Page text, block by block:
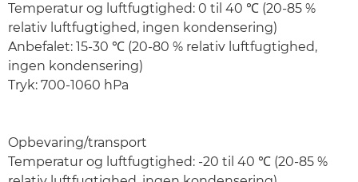
Temperatur og luftfugtighed: 0 til 40 ℃ (20-85 %
relativ luftfugtighed, ingen kondensering)
Anbefalet: 15-30 ℃ (20-80 % relativ luftfugtighed,
ingen kondensering)
Tryk: 700-1060 hPa
Opbevaring/transport
Temperatur og luftfugtighed: -20 til 40 ℃ (20-85 %